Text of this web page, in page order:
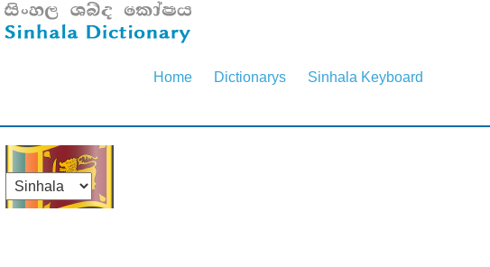
Home Dictionarys Sinhala Keyboard